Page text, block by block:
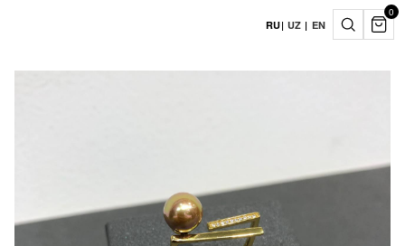
RU| UZ | EN
0